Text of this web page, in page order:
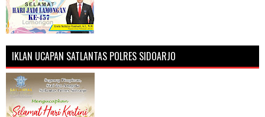
IKLAN UCAPAN SATLANTAS POLRES SIDOARJO